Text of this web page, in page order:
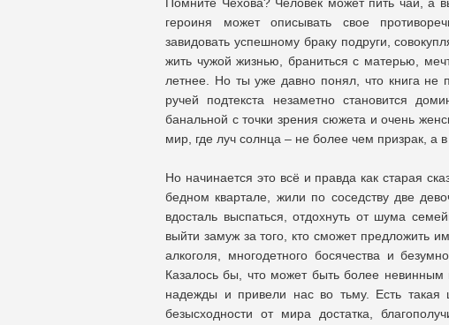
героиня может описывать свое
завидовать успешному браку подруги,
жить чужой жизнью, браниться с матерью,
летнее. Но ты уже давно понял, что книга не
ручей подтекста незаметно становится
банальной с точки зрения сюжета и очень
мир, где луч солнца – не более чем призрак, а в
Но начинается это всё и правда как старая
бедном квартале, жили по соседству две
вдосталь выспаться, отдохнуть от шума
выйти замуж за того, кто сможет предложить
алкоголя, многодетного босячества и
Казалось бы, что может быть более
надежды и привели нас во тьму. Есть
безысходности от мира достатка,